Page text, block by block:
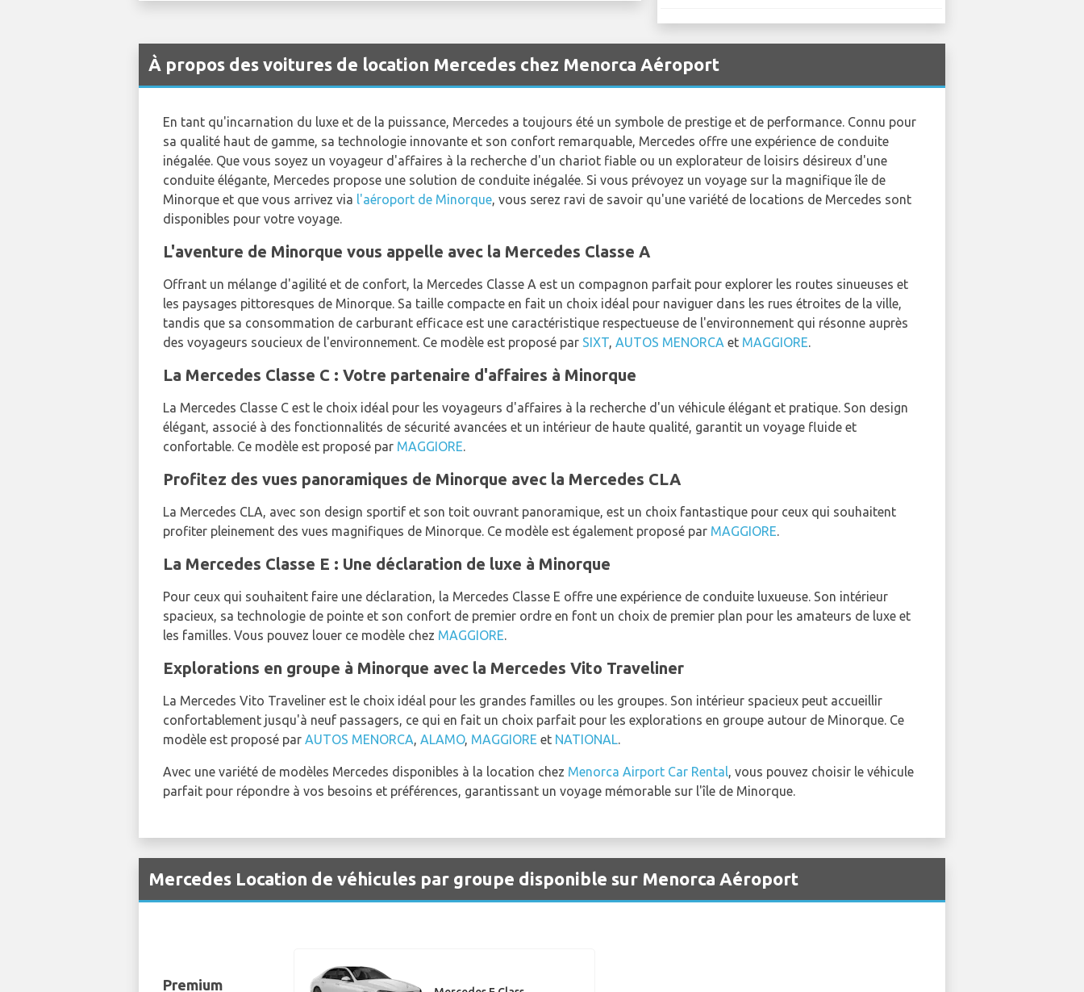
À propos des voitures de location Mercedes chez Menorca Aéroport
En tant qu'incarnation du luxe et de la puissance, Mercedes a toujours été un symbole de prestige et de performance. Connu pour
sa qualité haut de gamme, sa technologie innovante et son confort remarquable, Mercedes offre une expérience de conduite
inégalée. Que vous soyez un voyageur d'affaires à la recherche d'un chariot fiable ou un explorateur de loisirs désireux d'une
conduite élégante, Mercedes propose une solution de conduite inégalée. Si vous prévoyez un voyage sur la magnifique île de
Minorque et que vous arrivez via l'aéroport de Minorque, vous serez ravi de savoir qu'une variété de locations de Mercedes sont
disponibles pour votre voyage.
L'aventure de Minorque vous appelle avec la Mercedes Classe A
Offrant un mélange d'agilité et de confort, la Mercedes Classe A est un compagnon parfait pour explorer les routes sinueuses et
les paysages pittoresques de Minorque. Sa taille compacte en fait un choix idéal pour naviguer dans les rues étroites de la ville,
tandis que sa consommation de carburant efficace est une caractéristique respectueuse de l'environnement qui résonne auprès
des voyageurs soucieux de l'environnement. Ce modèle est proposé par SIXT, AUTOS MENORCA et MAGGIORE.
La Mercedes Classe C : Votre partenaire d'affaires à Minorque
La Mercedes Classe C est le choix idéal pour les voyageurs d'affaires à la recherche d'un véhicule élégant et pratique. Son design
élégant, associé à des fonctionnalités de sécurité avancées et un intérieur de haute qualité, garantit un voyage fluide et
confortable. Ce modèle est proposé par MAGGIORE.
Profitez des vues panoramiques de Minorque avec la Mercedes CLA
La Mercedes CLA, avec son design sportif et son toit ouvrant panoramique, est un choix fantastique pour ceux qui souhaitent
profiter pleinement des vues magnifiques de Minorque. Ce modèle est également proposé par MAGGIORE.
La Mercedes Classe E : Une déclaration de luxe à Minorque
Pour ceux qui souhaitent faire une déclaration, la Mercedes Classe E offre une expérience de conduite luxueuse. Son intérieur
spacieux, sa technologie de pointe et son confort de premier ordre en font un choix de premier plan pour les amateurs de luxe et
les familles. Vous pouvez louer ce modèle chez MAGGIORE.
Explorations en groupe à Minorque avec la Mercedes Vito Traveliner
La Mercedes Vito Traveliner est le choix idéal pour les grandes familles ou les groupes. Son intérieur spacieux peut accueillir
confortablement jusqu'à neuf passagers, ce qui en fait un choix parfait pour les explorations en groupe autour de Minorque. Ce
modèle est proposé par AUTOS MENORCA, ALAMO, MAGGIORE et NATIONAL.
Avec une variété de modèles Mercedes disponibles à la location chez Menorca Airport Car Rental, vous pouvez choisir le véhicule
parfait pour répondre à vos besoins et préférences, garantissant un voyage mémorable sur l'île de Minorque.
Mercedes Location de véhicules par groupe disponible sur Menorca Aéroport
Premium